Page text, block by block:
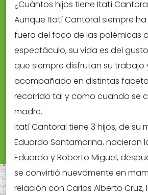
¿Cuántos hijos tiene Itatí
Aunque Itatí Cantoral siempre
fuera del foco de las polémicas
espectáculo, su vida es del
que siempre disfrutan su trabajo
acompañado en distintas
recorrido tal y como cuando se
madre.
Itatí Cantoral tiene 3 hijos, de su
Eduardo Santamarina, nacieron
Eduardo y Roberto Miguel,
se convirtió nuevamente en
relación con Carlos Alberto Cruz,